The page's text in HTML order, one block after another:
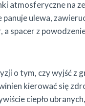
atmosferyczne na
panuje ulewa,
a spacer z
o tym, czy wyjść z
kierować się
ciepło